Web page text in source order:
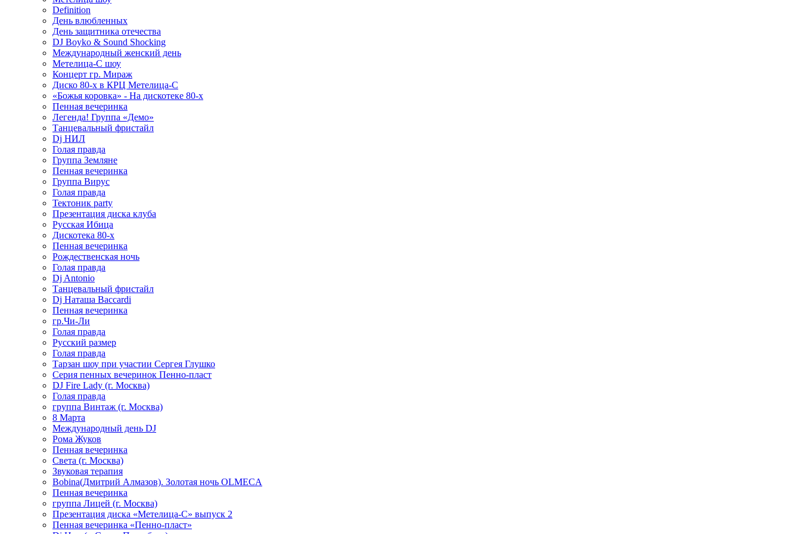
Definition
День влюбленных
День защитника отечества
DJ Boyko & Sound Shocking
Международный женский день
Метелица-С шоу
Концерт гр. Мираж
Диско 80-х в КРЦ Метелица-С
«Божья коровка» - На дискотеке 80-х
Пенная вечеринка
Легенда! Группа «Демо»
Танцевальный фристайл
Dj НИЛ
Голая правда
Группа Земляне
Пенная вечеринка
Группа Вирус
Голая правда
Тектоник party
Презентация диска клуба
Русская Ибица
Дискотека 80-х
Пенная вечеринка
Рождественская ночь
Голая правда
Dj Antonio
Танцевальный фристайл
Dj Наташа Baccardi
Пенная вечеринка
гр.Чи-Ли
Голая правда
Русский размер
Голая правда
Тарзан шоу при участии Сергея Глушко
Серия пенных вечеринок Пенно-пласт
DJ Fire Lady (г. Москва)
Голая правда
группа Винтаж (г. Москва)
8 Марта
Международный день DJ
Рома Жуков
Пенная вечеринка
Света (г. Москва)
Звуковая терапия
Bobina(Дмитрий Алмазов). Золотая ночь OLMECA
Пенная вечеринка
группа Лицей (г. Москва)
Презентация диска «Метелица-С» выпуск 2
Пенная вечеринка «Пенно-пласт»